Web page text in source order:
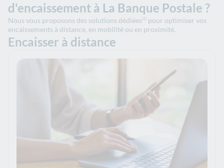
d'encaissement à La Banque Postale ?
Nous vous proposons des solutions dédiées (1) pour optimiser vos
encaissements à distance, en mobilité ou en proximité.
Encaisser à distance